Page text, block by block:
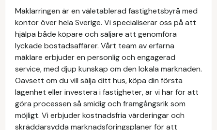
Mäklarringen är en väletablerad fastighetsbyrå med
kontor över hela Sverige. Vi specialiserar oss på att
hjälpa både köpare och säljare att genomföra
lyckade bostadsaffärer. Vårt team av erfarna
mäklare erbjuder en personlig och engagerad
service, med djup kunskap om den lokala marknaden.
Oavsett om du vill sälja ditt hus, köpa din första
lägenhet eller investera i fastigheter, är vi här för att
göra processen så smidig och framgångsrik som
möjligt. Vi erbjuder kostnadsfria värderingar och
skräddarsydda marknadsföringsplaner för att